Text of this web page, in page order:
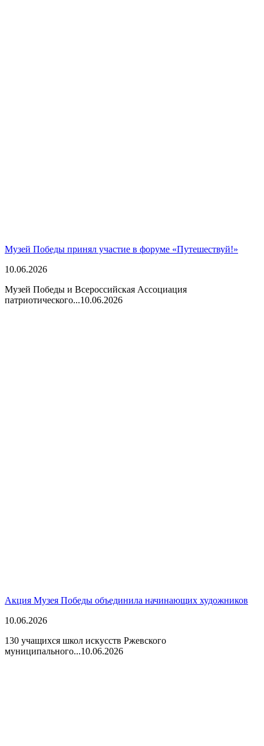
Музей Победы принял участие в форуме «Путешествуй!»
10.06.2026
Музей Победы и Всероссийская Ассоциация
патриотического...10.06.2026
Акция Музея Победы объединила начинающих художников
10.06.2026
130 учащихся школ искусств Ржевского
муниципального...10.06.2026